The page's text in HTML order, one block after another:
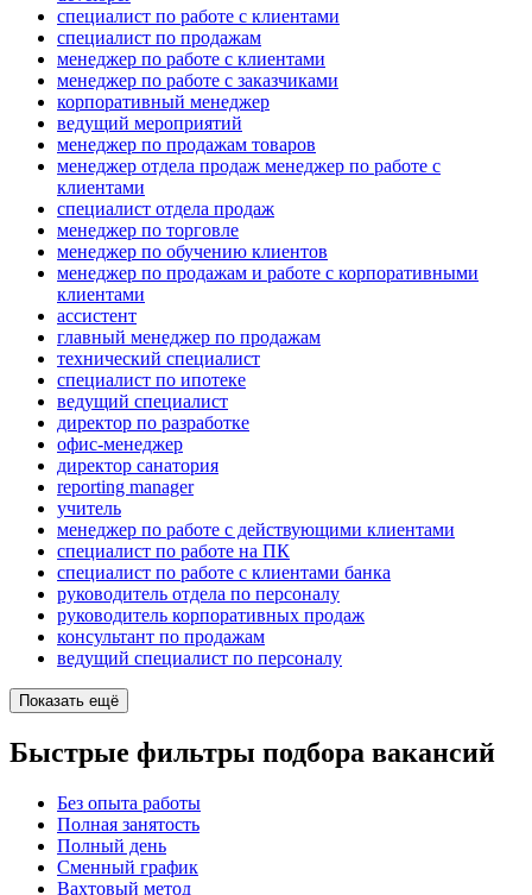
специалист по работе с клиентами
специалист по продажам
менеджер по работе с клиентами
менеджер по работе с заказчиками
корпоративный менеджер
ведущий мероприятий
менеджер по продажам товаров
менеджер отдела продаж менеджер по работе с
клиентами
специалист отдела продаж
менеджер по торговле
менеджер по обучению клиентов
менеджер по продажам и работе с корпоративными
клиентами
ассистент
главный менеджер по продажам
технический специалист
специалист по ипотеке
ведущий специалист
директор по разработке
офис-менеджер
директор санатория
reporting manager
учитель
менеджер по работе с действующими клиентами
специалист по работе на ПК
специалист по работе с клиентами банка
руководитель отдела по персоналу
руководитель корпоративных продаж
консультант по продажам
ведущий специалист по персоналу
Показать ещё
Быстрые фильтры подбора вакансий
Без опыта работы
Полная занятость
Полный день
Сменный график
Вахтовый метод